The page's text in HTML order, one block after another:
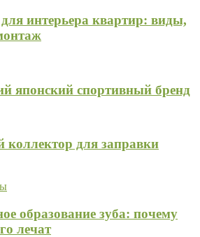
интерьера квартир: виды,
японский спортивный бренд
коллектор для заправки
образование зуба: почему
лечат